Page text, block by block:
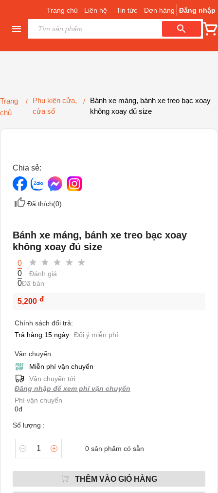
Trang chủ Liên hệ Tin tức Đơn hàng Đăng nhập
Trang
chủ
/
Phụ kiện cửa,
cửa sổ
/
Bánh xe máng, bánh xe treo bạc xoay
không xoay đủ size
Chia sẻ:
Đã thích(0)
Bánh xe máng, bánh xe treo bạc xoay
không xoay đủ size
0
0
Đánh giá
0Đã bán
5,200 đ
Chính sách đổi trả:
Trả hàng 15 ngày
Đổi ý miễn phí
Vận chuyển:
Miễn phí vận chuyển
Vận chuyển tới
Đăng nhập để xem phí vận chuyển
Phí vận chuyển
0đ
Số lượng :
0 sản phẩm có sẵn
THÊM VÀO GIỎ HÀNG